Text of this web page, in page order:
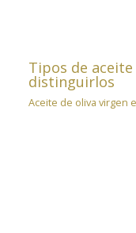
Tipos de
distinguirlos
Aceite de oliva virgen